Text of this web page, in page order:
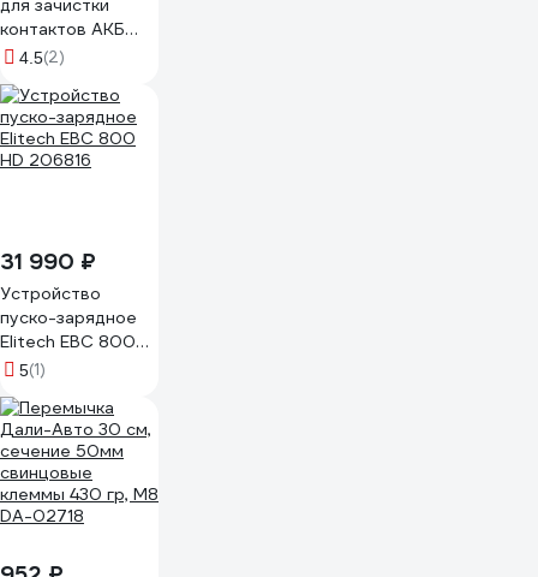
для зачистки
контактов АКБ
Станкоимпорт
4.5(2)
31 990 ₽
Устройство
пуско-зарядное
Elitech EBC 800
HD 206816
5(1)